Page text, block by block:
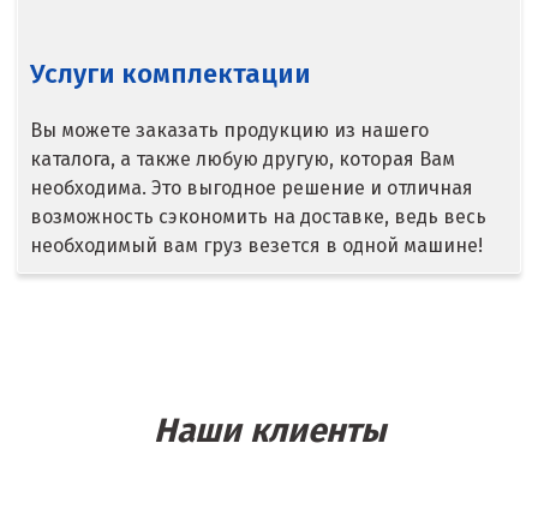
Лыткарино
Люберцы
М
Услуги комплектации
Вы можете заказать продукцию из нашего
каталога, а также любую другую, которая Вам
необходима. Это выгодное решение и отличная
возможность сэкономить на доставке, ведь весь
необходимый вам груз везется в одной машине!
Наши клиенты